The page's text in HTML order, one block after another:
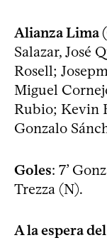
Alianza Lima
Salazar, José
Rosell;
Miguel
Rubio; Kevin
Gonzalo
Goles: 7’
Trezza (N).
A la espera